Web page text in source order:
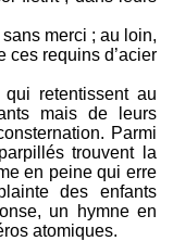
merci ; au loin,
ces requins d’acier
retentissent au
mais de leurs
Parmi
trouvent la
en peine qui erre
des enfants
un hymne en
atomiques.